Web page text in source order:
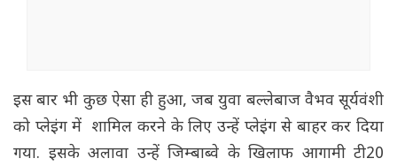
इस बार भी कुछ ऐसा ही हुआ, जब युवा बल्लेबाज वैभव सूर्यवंशी
को प्लेइंग में शामिल करने के लिए उन्हें प्लेइंग से बाहर कर दिया
गया. इसके अलावा उन्हें जिम्बाब्वे के खिलाफ आगामी टी20